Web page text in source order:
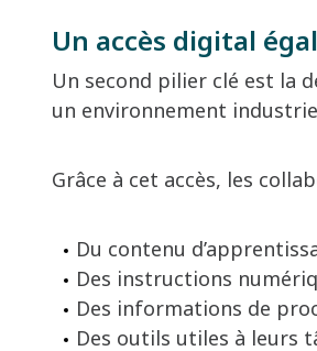
Un accès digital
Un second pilier clé est la
un environnement
Grâce à cet accès, les
Du contenu
Des instructions
Des informations de
Des outils utiles à leurs